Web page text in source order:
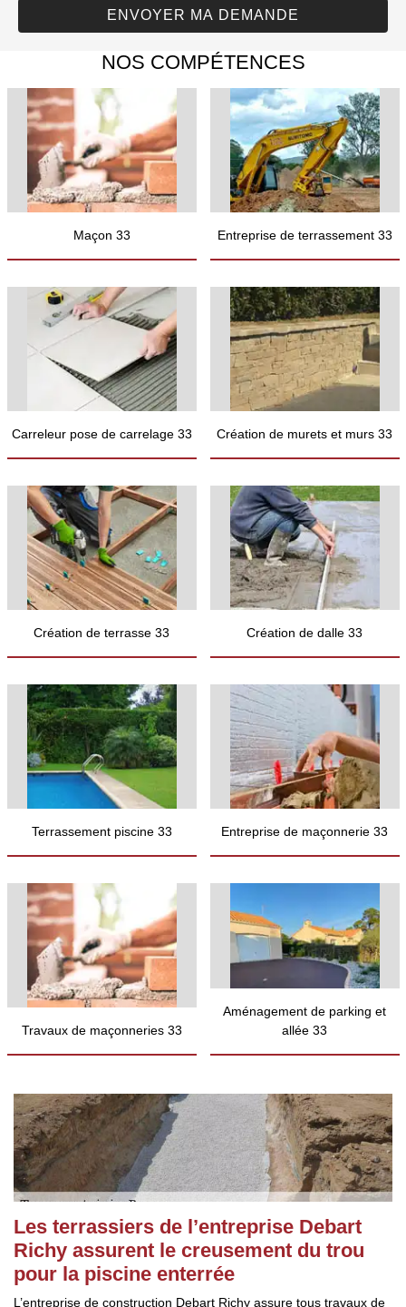
NOS COMPÉTENCES
Maçon 33 Entreprise de terrassement 33
Carreleur pose de carrelage 33 Création de murets et murs 33
Création de terrasse 33 Création de dalle 33
Terrassement piscine 33 Entreprise de maçonnerie 33
Travaux de maçonneries 33
Aménagement de parking et
allée 33
Les terrassiers de l’entreprise Debart
Richy assurent le creusement du trou
pour la piscine enterrée
L’entreprise de construction Debart Richy assure tous travaux de